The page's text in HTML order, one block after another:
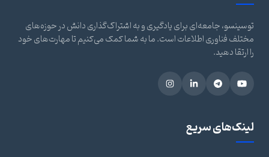
توسینسو، جامعه‌ای برای یادگیری و به اشتراک‌گذاری دانش در حوزه‌های
مختلف فناوری اطلاعات است. ما به شما کمک می‌کنیم تا مهارت‌های خود
را ارتقا دهید.
لینک‌های سریع